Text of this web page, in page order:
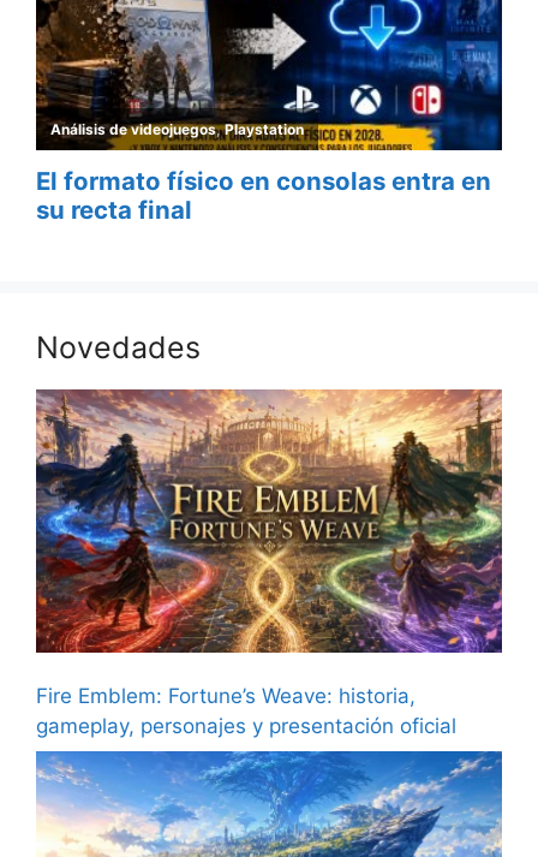
Novedades
Fire Emblem: Fortune’s Weave: historia,
gameplay, personajes y presentación oficial